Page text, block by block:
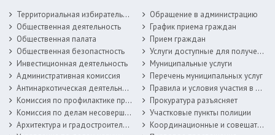
Территориальная избирательная комиссия
Общественная деятельность
Общественная палата
Общественная безопастность
Инвестиционная деятельность
Административная комиссия
Антинаркотическая деятельность
Комиссия по профилактике правонарушений
Комиссия по делам несовершеннолетних
Архитектура и градостроительство
Обращение в администрацию
График приема граждан
Прием граждан
Услуги доступные для получения в электронной форме
Муниципальные услуги
Перечень муниципальных услуг
Правила и условия участия в жилищных программах
Прокуратура разъясняет
Участковые пункты полиции
Координационные и совещательные органы